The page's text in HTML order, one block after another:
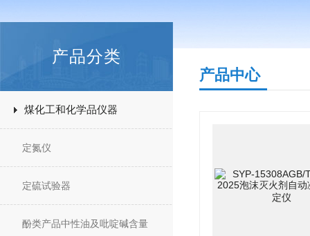
产品分类
煤化工和化学品仪器
定氮仪
定硫试验器
酚类产品中性油及吡啶碱含量
产品中心